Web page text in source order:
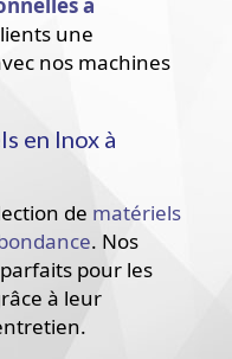
une
nos machines
en Inox à
de matériels
. Nos
pour les
à leur